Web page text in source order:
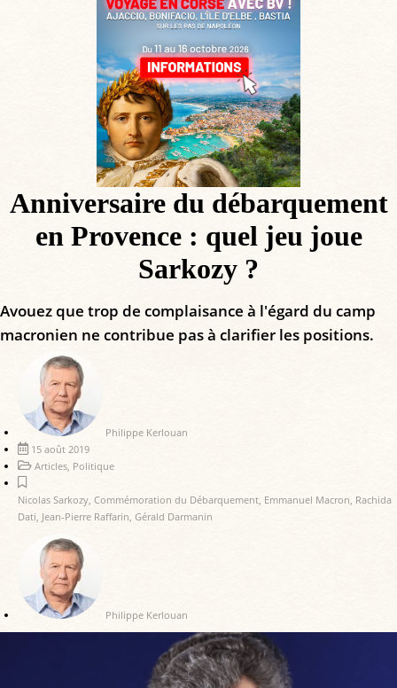
Anniversaire du débarquement
en Provence : quel jeu joue
Sarkozy ?
Avouez que trop de complaisance à l'égard du camp
macronien ne contribue pas à clarifier les positions.
Philippe Kerlouan
15 août 2019
Articles Politique
Nicolas Sarkozy Commémoration du Débarquement Emmanuel Macron Rachida
Dati Jean-Pierre Raffarin Gérald Darmanin
Philippe Kerlouan